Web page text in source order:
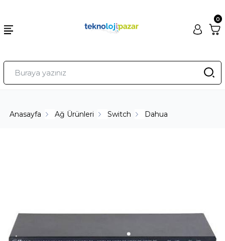
0
Anasayfa Ağ Ürünleri Switch Dahua